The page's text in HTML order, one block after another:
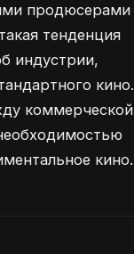
продюсерами
тенденция
индустрии,
кино.
коммерческой
кино.